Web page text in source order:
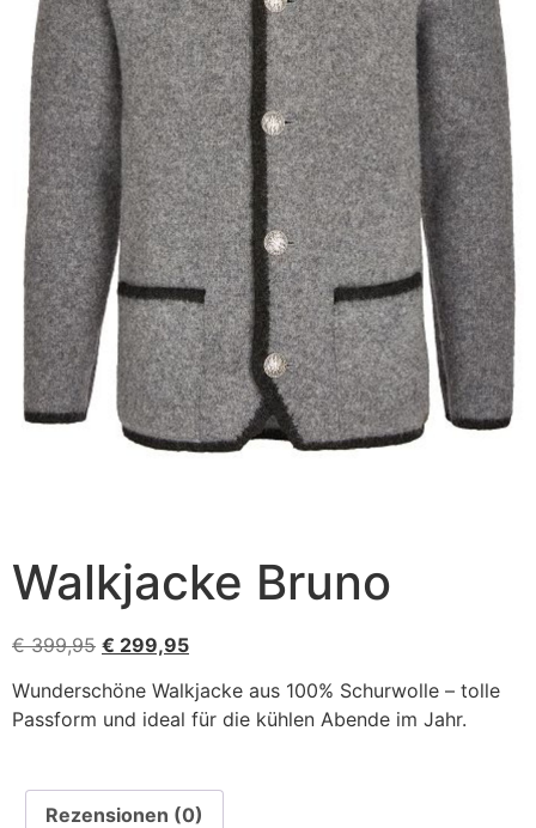
Walkjacke Bruno
€399,95 € 299,95
Wunderschöne Walkjacke aus 100% Schurwolle – tolle
Passform und ideal für die kühlen Abende im Jahr.
Rezensionen (0)